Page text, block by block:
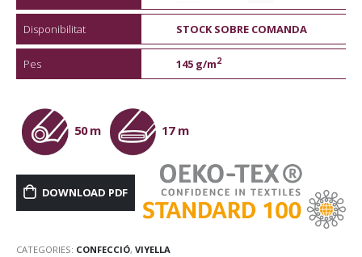
Disponibilitat STOCK SOBRE COMANDA
Pes 145 g/m2
50 m 17 m
DOWNLOAD PDF
CATEGORIES: CONFECCIÓ, VIYELLA